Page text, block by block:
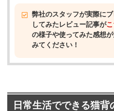
弊社のスタッフが実際に
してみたレビュー記事が
の様子や使ってみた感想
みてください！
日常生活でできる猫背